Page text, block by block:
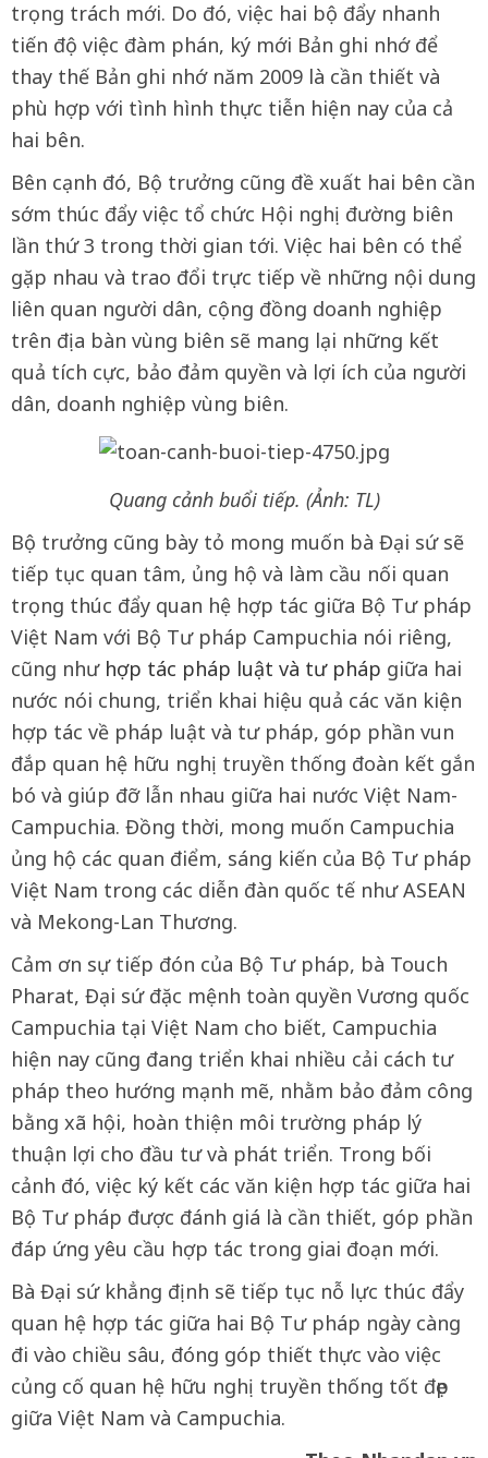
trọng trách mới. Do đó, việc hai bộ đẩy nhanh
tiến độ việc đàm phán, ký mới Bản ghi nhớ để
thay thế Bản ghi nhớ năm 2009 là cần thiết và
phù hợp với tình hình thực tiễn hiện nay của cả
hai bên.
Bên cạnh đó, Bộ trưởng cũng đề xuất hai bên cần
sớm thúc đẩy việc tổ chức Hội nghị đường biên
lần thứ 3 trong thời gian tới. Việc hai bên có thể
gặp nhau và trao đổi trực tiếp về những nội dung
liên quan người dân, cộng đồng doanh nghiệp
trên địa bàn vùng biên sẽ mang lại những kết
quả tích cực, bảo đảm quyền và lợi ích của người
dân, doanh nghiệp vùng biên.
Quang cảnh buổi tiếp. (Ảnh: TL)
Bộ trưởng cũng bày tỏ mong muốn bà Đại sứ sẽ
tiếp tục quan tâm, ủng hộ và làm cầu nối quan
trọng thúc đẩy quan hệ hợp tác giữa Bộ Tư pháp
Việt Nam với Bộ Tư pháp Campuchia nói riêng,
cũng như hợp tác pháp luật và tư pháp giữa hai
nước nói chung, triển khai hiệu quả các văn kiện
hợp tác về pháp luật và tư pháp, góp phần vun
đắp quan hệ hữu nghị truyền thống đoàn kết gắn
bó và giúp đỡ lẫn nhau giữa hai nước Việt Nam-
Campuchia. Đồng thời, mong muốn Campuchia
ủng hộ các quan điểm, sáng kiến của Bộ Tư pháp
Việt Nam trong các diễn đàn quốc tế như ASEAN
và Mekong-Lan Thương.
Cảm ơn sự tiếp đón của Bộ Tư pháp, bà Touch
Pharat, Đại sứ đặc mệnh toàn quyền Vương quốc
Campuchia tại Việt Nam cho biết, Campuchia
hiện nay cũng đang triển khai nhiều cải cách tư
pháp theo hướng mạnh mẽ, nhằm bảo đảm công
bằng xã hội, hoàn thiện môi trường pháp lý
thuận lợi cho đầu tư và phát triển. Trong bối
cảnh đó, việc ký kết các văn kiện hợp tác giữa hai
Bộ Tư pháp được đánh giá là cần thiết, góp phần
đáp ứng yêu cầu hợp tác trong giai đoạn mới.
Bà Đại sứ khẳng định sẽ tiếp tục nỗ lực thúc đẩy
quan hệ hợp tác giữa hai Bộ Tư pháp ngày càng
đi vào chiều sâu, đóng góp thiết thực vào việc
củng cố quan hệ hữu nghị truyền thống tốt đẹp
giữa Việt Nam và Campuchia.